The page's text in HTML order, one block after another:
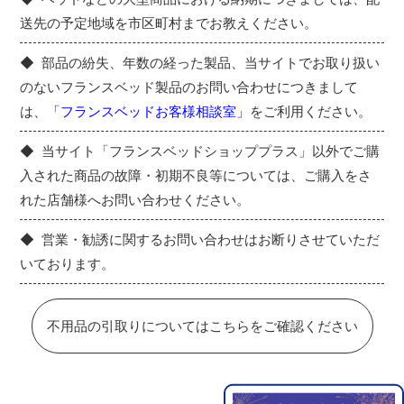
送先の予定地域を市区町村までお教えください。
部品の紛失、年数の経った製品、当サイトでお取り扱い
のないフランスベッド製品のお問い合わせにつきまして
は、
「フランスベッドお客様相談室」 をご利用ください。
当サイト「フランスベッドショッププラス」以外でご購
入された商品の故障・初期不良等については、ご購入をさ
れた店舗様へお問い合わせください。
営業・勧誘に関するお問い合わせはお断りさせていただ
いております。
不用品の引取りについてはこちらをご確認ください